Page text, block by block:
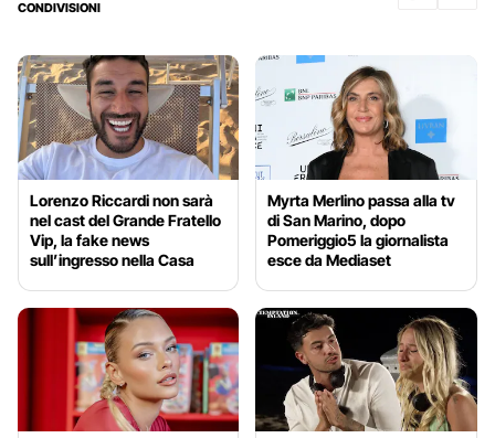
CONDIVISIONI
Lorenzo Riccardi non sarà
nel cast del Grande Fratello
Vip, la fake news
sull’ingresso nella Casa
Myrta Merlino passa alla tv
di San Marino, dopo
Pomeriggio5 la giornalista
esce da Mediaset